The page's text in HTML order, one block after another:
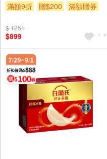
滿額9折
贈$200 滿額贈券
$ 1251
$899